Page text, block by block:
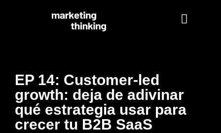
EP 14: Customer-led
growth: deja de adivinar
qué estrategia usar para
crecer tu B2B SaaS